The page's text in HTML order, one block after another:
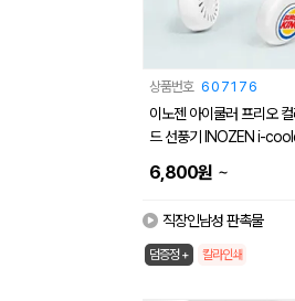
상품번호 607176
이노젠 아이쿨러 프리오
드 선풍기 INOZEN i-
6,800원 ~
직장인남성 판촉물
덤증정 + 칼라인쇄